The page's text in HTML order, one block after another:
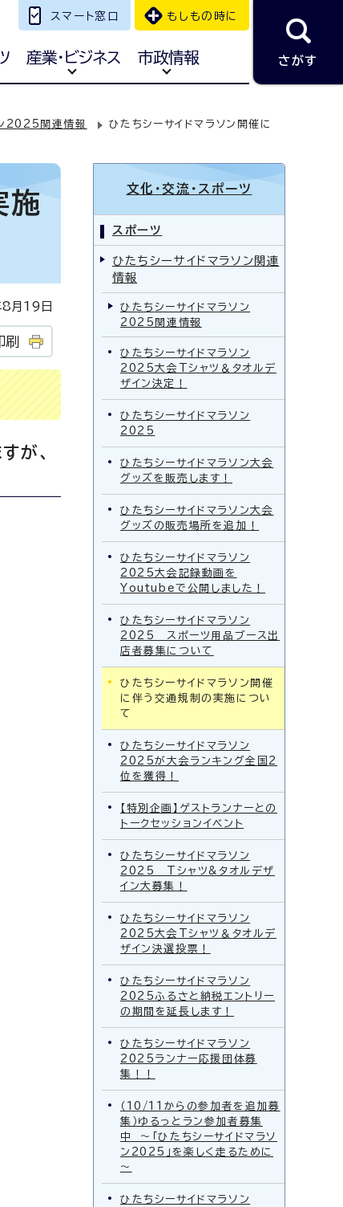
スマート窓口 もしもの時に
産業・ビジネス 市政情報 さがす
2025関連情報
ひたちシーサイドマラソン開催に
施
月19日
刷
が、
文化・交流・スポーツ
スポーツ
ひたちシーサイドマラソン関連
情報
ひたちシーサイドマラソン
2025関連情報
ひたちシーサイドマラソン
2025大会Tシャツ＆タオルデ
ザイン決定！
ひたちシーサイドマラソン
2025
ひたちシーサイドマラソン大会
グッズを販売します！
ひたちシーサイドマラソン大会
グッズの販売場所を追加！
ひたちシーサイドマラソン
2025大会記録動画を
Youtubeで公開しました！
ひたちシーサイドマラソン
2025 スポーツ用品ブース出
店者募集について
ひたちシーサイドマラソン開催
に伴う交通規制の実施につい
て
ひたちシーサイドマラソン
2025が大会ランキング全国2
位を獲得！
【特別企画】ゲストランナーとの
トークセッションイベント
ひたちシーサイドマラソン
2025 Tシャツ&タオルデザ
イン大募集！
ひたちシーサイドマラソン
2025大会Tシャツ＆タオルデ
ザイン決選投票！
ひたちシーサイドマラソン
2025ふるさと納税エントリー
の期間を延長します！
ひたちシーサイドマラソン
2025ランナー応援団体募
集！！
（10/11からの参加者を追加募
集）ゆるっとラン参加者募集
中 ～「ひたちシーサイドマラソ
ン2025」を楽しく走るために
～
ひたちシーサイドマラソン